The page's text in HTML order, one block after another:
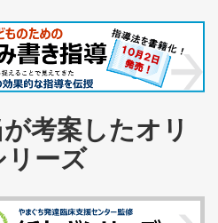
考案したオリ
リーズ